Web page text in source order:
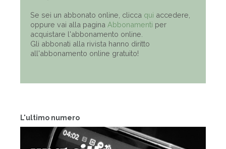
L'ultimo numero
Se sei un abbonato online, clicca qui accedere,
oppure vai alla pagina Abbonamenti per
acquistare l'abbonamento online.
Gli abbonati alla rivista hanno diritto
all'abbonamento online gratuito!